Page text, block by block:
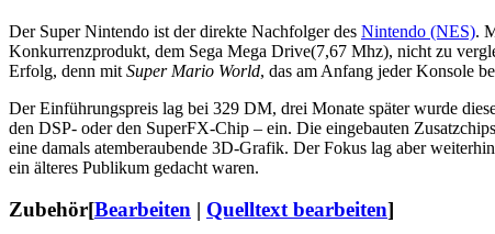
Der Super Nintendo ist der direkte Nachfolger des Nintendo (NES).
Konkurrenzprodukt, dem Sega Mega Drive(7,67 Mhz), nicht zu
Erfolg, denn mit Super Mario World, das am Anfang jeder Konsole
Der Einführungspreis lag bei 329 DM, drei Monate später wurde
den DSP- oder den SuperFX-Chip – ein. Die eingebauten
eine damals atemberaubende 3D-Grafik. Der Fokus lag aber
ein älteres Publikum gedacht waren.
Zubehör[Bearbeiten | Quelltext bearbeiten]